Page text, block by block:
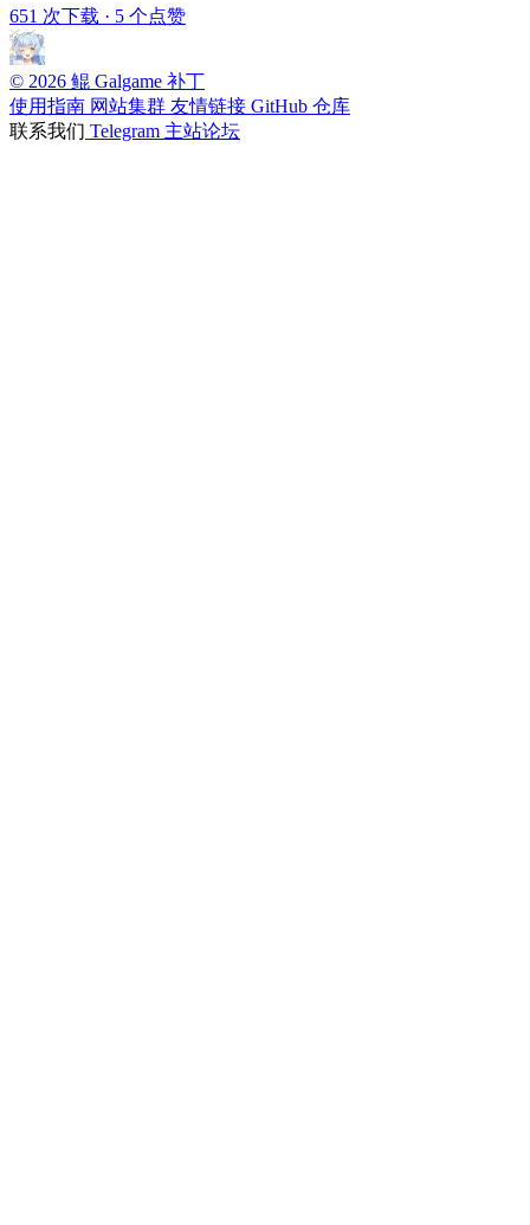
651 次下载 · 5 个点赞
© 2026 鲲 Galgame 补丁
使用指南 网站集群 友情链接 GitHub 仓库
联系我们 Telegram 主站论坛